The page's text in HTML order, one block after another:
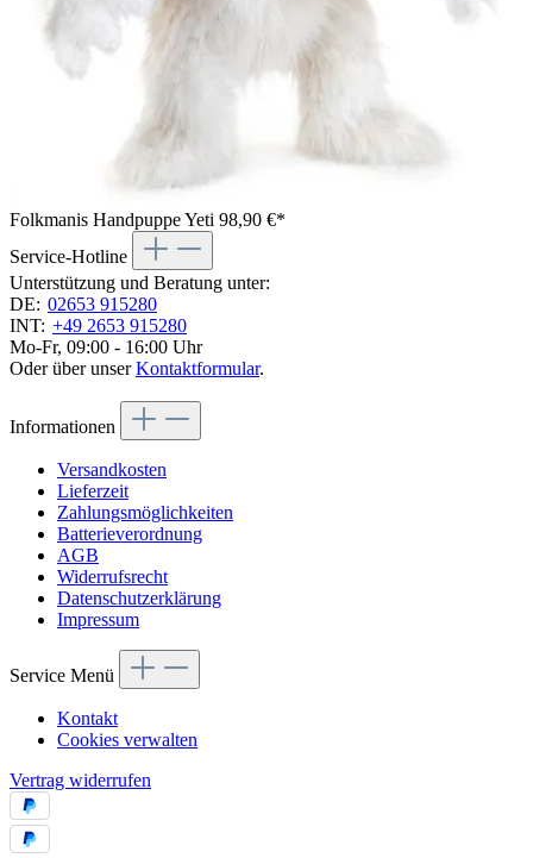
Folkmanis Handpuppe Yeti 98,90 €*
Service-Hotline
Unterstützung und Beratung unter:
DE: 02653 915280
INT: +49 2653 915280
Mo-Fr, 09:00 - 16:00 Uhr
Oder über unserKontaktformular.
Informationen
Versandkosten
Lieferzeit
Zahlungsmöglichkeiten
Batterieverordnung
AGB
Widerrufsrecht
Datenschutzerklärung
Impressum
Service Menü
Kontakt
Cookies verwalten
Vertrag widerrufen